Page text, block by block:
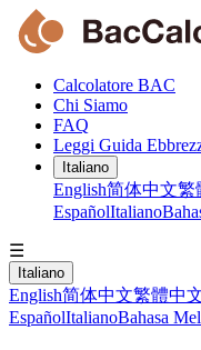
Calcolatore BAC
Chi Siamo
FAQ
Leggi Guida
Italiano
English简体中文繁
EspañolItaliano
☰
Italiano
English简体中文繁體中
EspañolItalianoBahasa